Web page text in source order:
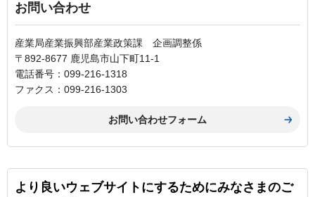
お問い合わせ
産業局産業振興部産業政策課 企画調整係
〒892-8677 鹿児島市山下町11-1
電話番号：099-216-1318
ファクス：099-216-1303
より良いウェブサイトにするためにみなさまのご